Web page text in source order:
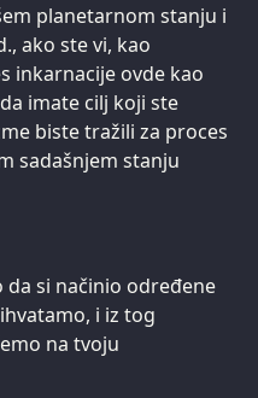
planetarnom stanju i
ako ste vi, kao
inkarnacije ovde kao
imate cilj koji ste
biste tražili za proces
sadašnjem stanju
da si načinio određene
i iz tog
na tvoju